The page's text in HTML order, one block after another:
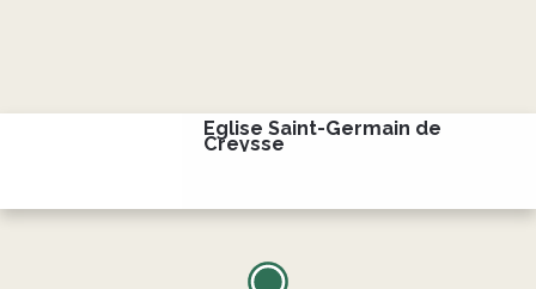
Eglise Saint-Germain de
Creysse